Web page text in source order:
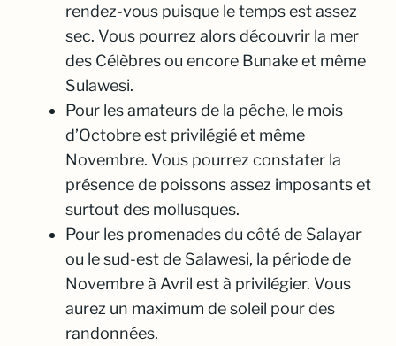
rendez-vous puisque le temps est assez
sec. Vous pourrez alors découvrir la mer
des Célèbres ou encore Bunake et même
Sulawesi.
Pour les amateurs de la pêche, le mois
d’Octobre est privilégié et même
Novembre. Vous pourrez constater la
présence de poissons assez imposants et
surtout des mollusques.
Pour les promenades du côté de Salayar
ou le sud-est de Salawesi, la période de
Novembre à Avril est à privilégier. Vous
aurez un maximum de soleil pour des
randonnées.